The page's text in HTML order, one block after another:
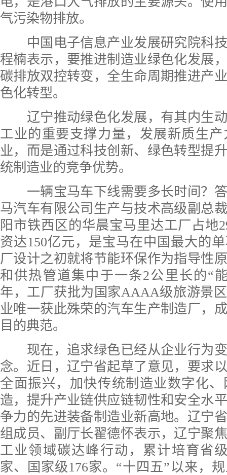
气污染物排放。
中国电子信息产业发展研究院科技
程楠表示，要推进制造业绿色化发展
碳排放双控转变，全生命周期推进产
色化转型。
辽宁推动绿色化发展，有其内生动
工业的重要支撑力量，发展新质生
业，而是通过科技创新、绿色转型提
统制造业的竞争优势。
一辆宝马车下线需要多长时间？答
马汽车有限公司生产与技术高级副总
阳市铁西区的华晨宝马里达工厂占地
资达150亿元，是宝马在中国最大的
厂设计之初就将节能环保作为指导性
和供热管道集中于一条2公里长的“
年，工厂获批为国家AAAA级旅游景
业唯一获此殊荣的汽车生产制造厂，
目的典范。
现在，追求绿色已经从企业行为变
念。近日，辽宁省起草了意见，要求
全面振兴，加快传统制造业数字化
造，提升产业链供应链韧性和安全水
争力的先进装备制造业新高地。辽宁
组成员、副厅长翟德怀表示，辽宁聚
工业领域碳达峰行动，累计培育省
家、国家级176家。“十四五”以来，